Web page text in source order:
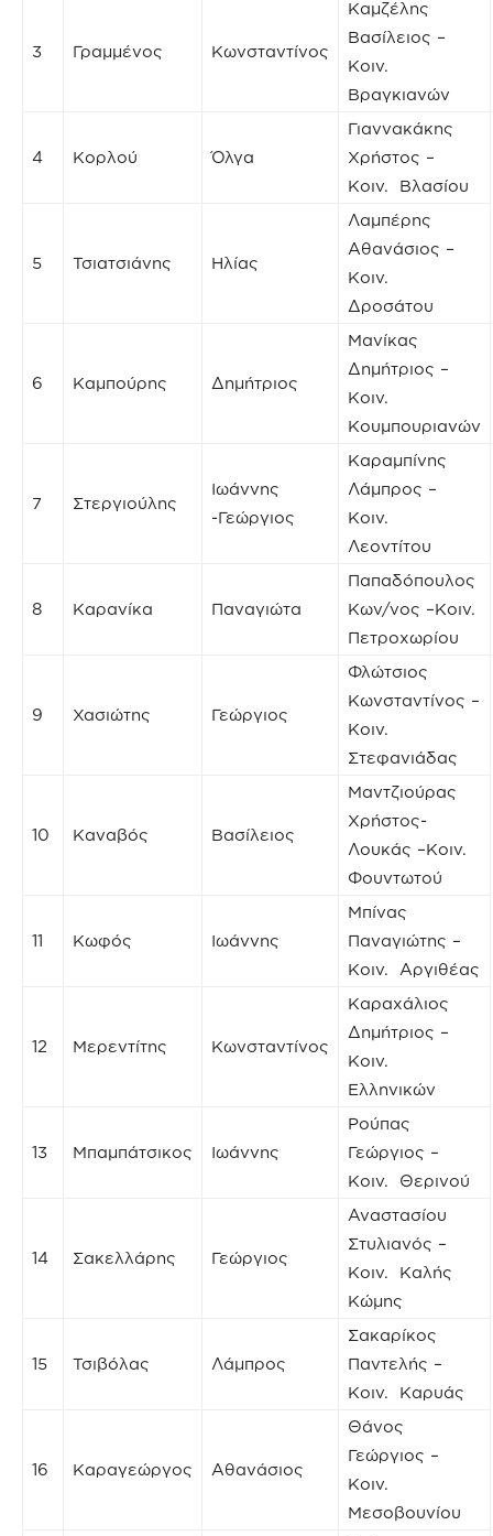
3 Γραμμένος Κωνσταντίνος
Καμζέλης
Βασίλειος –
Κοιν.
Βραγκιανών
4 Κορλού Όλγα
Γιαννακάκης
Χρήστος –
Κοιν. Βλασίου
5 Τσιατσιάνης Ηλίας
Λαμπέρης
Αθανάσιος –
Κοιν.
Δροσάτου
6 Καμπούρης Δημήτριος
Μανίκας
Δημήτριος –
Κοιν.
Κουμπουριανών
7 Στεργιούλης
Ιωάννης
-Γεώργιος
Καραμπίνης
Λάμπρος –
Κοιν.
Λεοντίτου
8 Καρανίκα Παναγιώτα
Παπαδόπουλος
Κων/νος –Κοιν.
Πετροχωρίου
9 Χασιώτης Γεώργιος
Φλώτσιος
Κωνσταντίνος –
Κοιν.
Στεφανιάδας
10 Καναβός Βασίλειος
Μαντζιούρας
Χρήστος-
Λουκάς –Κοιν.
Φουντωτού
11 Κωφός Ιωάννης
Μπίνας
Παναγιώτης –
Κοιν. Αργιθέας
12 Μερεντίτης Κωνσταντίνος
Καραχάλιος
Δημήτριος –
Κοιν.
Ελληνικών
13 Μπαμπάτσικος Ιωάννης
Ρούπας
Γεώργιος –
Κοιν. Θερινού
14 Σακελλάρης Γεώργιος
Αναστασίου
Στυλιανός –
Κοιν. Καλής
Κώμης
15 Τσιβόλας Λάμπρος
Σακαρίκος
Παντελής –
Κοιν. Καρυάς
16 Καραγεώργος Αθανάσιος
Θάνος
Γεώργιος –
Κοιν.
Μεσοβουνίου